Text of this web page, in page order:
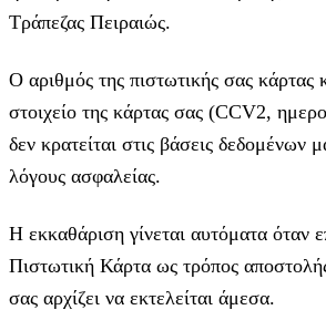
Τράπεζας Πειραιώς.
Ο αριθμός της πιστωτικής σας κάρτας
στοιχείο της κάρτας σας (CCV2,
δεν κρατείται στις βάσεις δεδομένων
λόγους ασφαλείας.
Η εκκαθάριση γίνεται αυτόματα όταν
Πιστωτική Κάρτα ως τρόπος
σας αρχίζει να εκτελείται άμεσα.